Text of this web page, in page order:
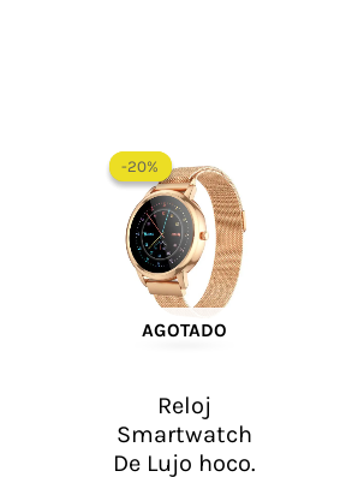
-20%
AGOTADO
-20%
Reloj
Smartwatch
De Lujo hoco.
precio
original
era:
$ 204.000.
actual
es:
$ 163.200.